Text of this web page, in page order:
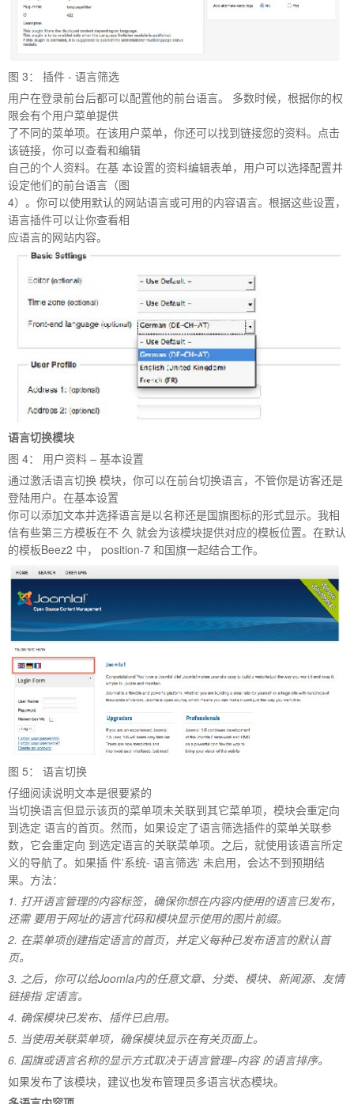
图 3： 插件 - 语言筛选
用户在登录前台后都可以配置他的前台语言。 多数时候，根据你的权
限会有个用户菜单提供
了不同的菜单项。在该用户菜单，你还可以找到链接您的资料。点击
该链接，你可以查看和编辑
自己的个人资料。在基 本设置的资料编辑表单，用户可以选择配置并
设定他们的前台语言（图
4）。你可以使用默认的网站语言或可用的内容语言。根据这些设置，
语言插件可以让你查看相
应语言的网站内容。
语言切换模块
图 4： 用户资料 – 基本设置
通过激活语言切换 模块，你可以在前台切换语言，不管你是访客还是
登陆用户。在基本设置
你可以添加文本并选择语言是以名称还是国旗图标的形式显示。我相
信有些第三方模板在不 久 就会为该模块提供对应的模板位置。在默认
的模板Beez2 中， position-7 和国旗一起结合工作。
图 5： 语言切换
仔细阅读说明文本是很要紧的
当切换语言但显示该页的菜单项未关联到其它菜单项，模块会重定向
到选定 语言的首页。然而，如果设定了语言筛选插件的菜单关联参
数，它会重定向 到选定语言的关联菜单项。之后，就使用该语言所定
义的导航了。如果插 件'系统- 语言筛选' 未启用，会达不到预期结
果。方法：
1. 打开语言管理的内容标签，确保你想在内容内使用的语言已发布，
还需 要用于网址的语言代码和模块显示使用的图片前缀。
2. 在菜单项创建指定语言的首页，并定义每种已发布语言的默认首
页。
3. 之后，你可以给Joomla内的任意文章、分类、模块、新闻源、友情
链接指 定语言。
4. 确保模块已发布、插件已启用。
5. 当使用关联菜单项，确保模块显示在有关页面上。
6. 国旗或语言名称的显示方式取决于语言管理–内容 的语言排序。
如果发布了该模块，建议也发布管理员多语言状态模块。